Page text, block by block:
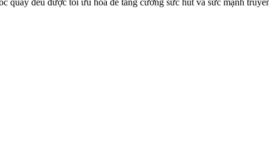
quay đều được tối ưu hóa để tăng cường sức hút và sức mạnh